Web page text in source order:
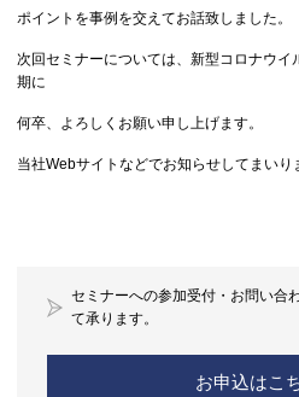
ポイントを事例を交えてお話致しました。
次回セミナーについては、新型コロナウ
期に
何卒、よろしくお願い申し上げます。
当社Webサイトなどでお知らせしてまいり
セミナーへの参加受付・お問い合
て承ります。
お申込はこ